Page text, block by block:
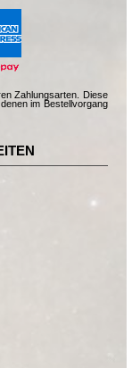
Zahlungsarten. Diese
im Bestellvorgang